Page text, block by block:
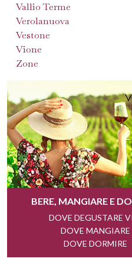
Vallio Terme
Verolanuova
Vestone
Vione
Zone